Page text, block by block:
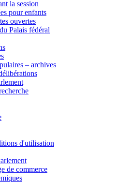
la session
pour enfants
ouvertes
Palais fédéral
– archives
d'utilisation
de commerce